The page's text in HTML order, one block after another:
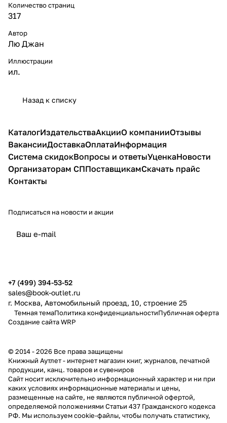
Количество страниц
317
Автор
Лю Джан
Иллюстрации
ил.
Назад к списку
КаталогИздательстваАкцииО компанииОтзывы
ВакансииДоставкаОплатаИнформация
Система скидокВопросы и ответыУценкаНовости
Организаторам СППоставщикамСкачать прайс
Контакты
Подписаться на новости и акции
+7 (499) 394-53-52
sales@book-outlet.ru
г. Москва, Автомобильный проезд, 10, строение 25
Темная темаПолитика конфиденциальностиПубличная оферта
Создание сайтаWRP
© 2014 - 2026 Все права защищены
Книжный Аутлет - интернет магазин книг, журналов, печатной
продукции, канц. товаров и сувениров
Cайт носит исключительно информационный характер и ни при
каких условиях информационные материалы и цены,
размещенные на сайте, не являются публичной офертой,
определяемой положениями Статьи 437 Гражданского кодекса
РФ. Мы используем cookie-файлы, чтобы получать статистику,